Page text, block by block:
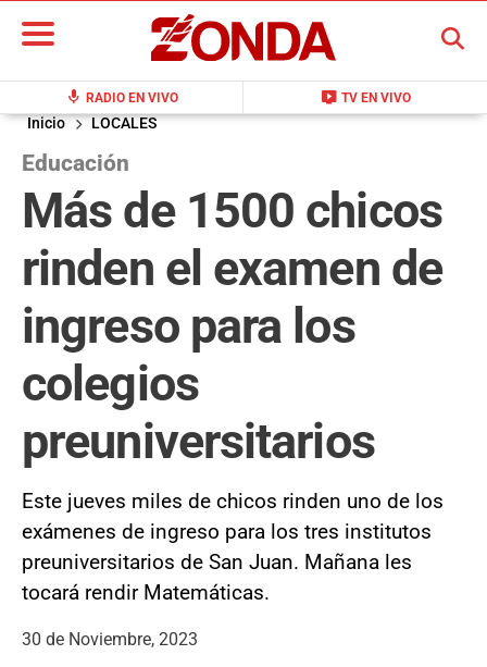
mic RADIO EN VIVO live_tv TV EN VIVO
BUSCAR
Inicio LOCALES
Educación
Más de 1500 chicos
rinden el examen de
ingreso para los
colegios
preuniversitarios
Este jueves miles de chicos rinden uno de los
exámenes de ingreso para los tres institutos
preuniversitarios de San Juan. Mañana les
tocará rendir Matemáticas.
30 de Noviembre, 2023